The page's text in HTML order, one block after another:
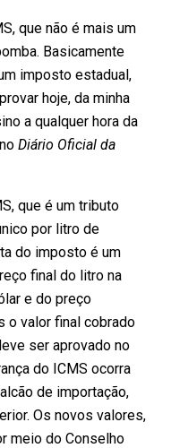
que não é mais um
Basicamente
imposto estadual,
hoje, da minha
a qualquer hora da
Diário Oficial da
que é um tributo
por litro de
do imposto é um
final do litro na
e do preço
o valor final cobrado
ser aprovado no
do ICMS ocorra
de importação,
Os novos valores,
meio do Conselho